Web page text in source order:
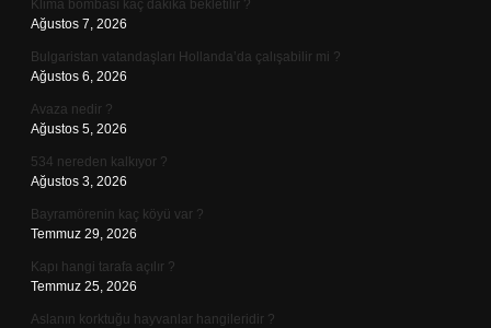
Klima bombası kaç dakika bekletilir ?
Ağustos 7, 2026
Bulgaristan vatandaşları Hollanda’da çalışabilir mi ?
Ağustos 6, 2026
Avaza nedir ?
Ağustos 5, 2026
534 nereden kalkıyor ?
Ağustos 3, 2026
Bayramörenin kaç köyü var ?
Temmuz 29, 2026
Kapı hangi tarafa açılır ?
Temmuz 25, 2026
Aslanın korktuğu hayvanlar hangileridir ?